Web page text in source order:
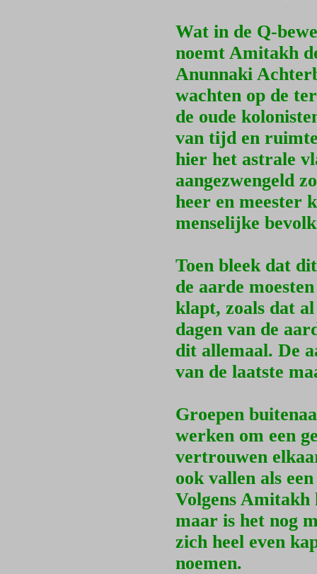
Wat in de Q-
noemt Amitakh
Anunnaki
wachten op de
de oude
van tijd en
hier het astrale
aangezwengeld
heer en meester
menselijke
Toen bleek dat
de aarde
klapt, zoals dat
dagen van de
dit allemaal. De
van de laatste
Groepen
werken om een
vertrouwen
ook vallen als
Volgens Amitakh
maar is het nog
zich heel even
noemen.